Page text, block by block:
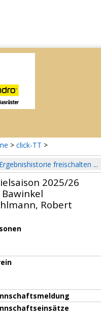
> click-TT >
Ergebnishistorie freischalten ...
2025/26
Bawinkel
Robert